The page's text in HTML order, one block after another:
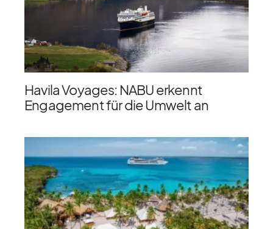
Havila Voyages: NABU erkennt
Engagement für die Umwelt an